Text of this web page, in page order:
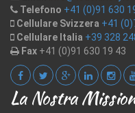
Telefono +41 (0)91 630
Cellulare Svizzera +41
Cellulare Italia +39 328
Fax +41 (0)91 630 19 43
La Nostra